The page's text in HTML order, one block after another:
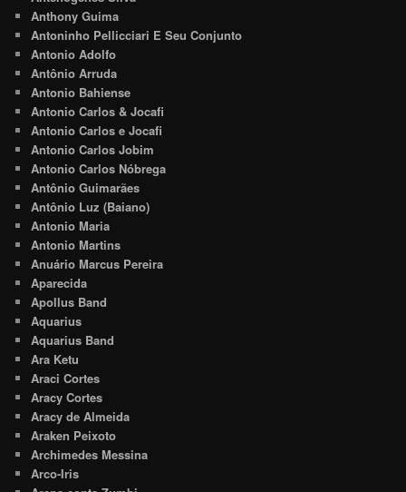
Anthony Guima
Antoninho Pellicciari E Seu Conjunto
Antonio Adolfo
Antônio Arruda
Antonio Bahiense
Antonio Carlos & Jocafi
Antonio Carlos e Jocafi
Antonio Carlos Jobim
Antonio Carlos Nóbrega
Antônio Guimarães
Antônio Luz (Baiano)
Antonio Maria
Antonio Martins
Anuário Marcus Pereira
Aparecida
Apollus Band
Aquarius
Aquarius Band
Ara Ketu
Araci Cortes
Aracy Cortes
Aracy de Almeida
Araken Peixoto
Archimedes Messina
Arco-Iris